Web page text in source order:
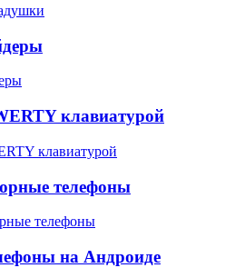
клавиатурой
телефоны
на Андроиде